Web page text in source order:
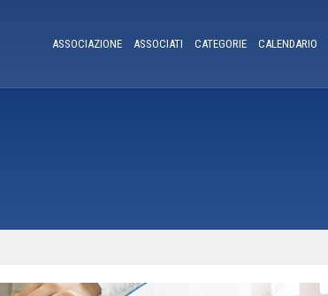
ASSOCIAZIONE ASSOCIATI CATEGORIE CALENDARIO